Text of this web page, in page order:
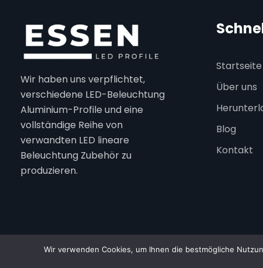
Wir haben uns verpflichtet,
verschiedene LED-Beleuchtung
Aluminium-Profile und eine
vollständige Reihe von
verwandten LED lineare
Beleuchtung Zubehör zu
produzieren.
Startseite
Über uns
Blog
Kontakt
©
Wir verwenden Cookies, um Ihnen die bestmögliche